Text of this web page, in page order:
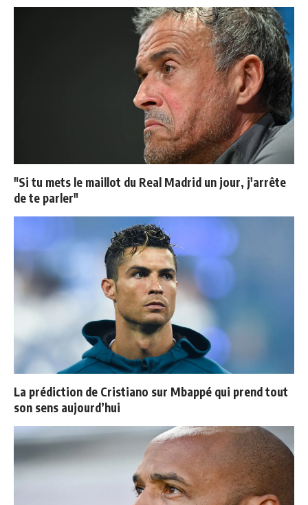
"Si tu mets le maillot du Real Madrid un jour, j'arrête
de te parler"
La prédiction de Cristiano sur Mbappé qui prend tout
son sens aujourd’hui